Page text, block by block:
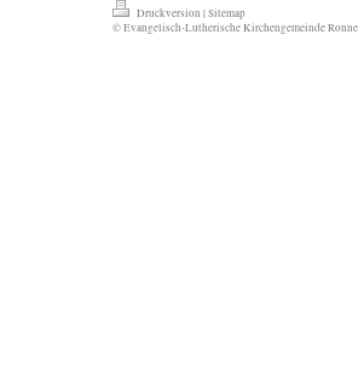
Druckversion |Sitemap
© Evangelisch-Lutherische Kirchengemeinde